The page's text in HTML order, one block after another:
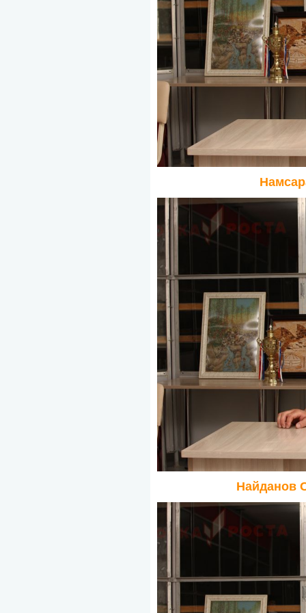
Найданов